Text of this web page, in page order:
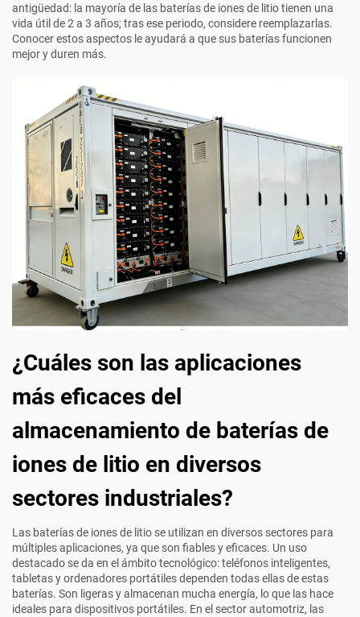
antigüedad: la mayoría de las baterías de iones de litio tienen una
vida útil de 2 a 3 años; tras ese periodo, considere reemplazarlas.
Conocer estos aspectos le ayudará a que sus baterías funcionen
mejor y duren más.
¿Cuáles son las aplicaciones
más eficaces del
almacenamiento de baterías de
iones de litio en diversos
sectores industriales?
Las baterías de iones de litio se utilizan en diversos sectores para
múltiples aplicaciones, ya que son fiables y eficaces. Un uso
destacado se da en el ámbito tecnológico: teléfonos inteligentes,
tabletas y ordenadores portátiles dependen todas ellas de estas
baterías. Son ligeras y almacenan mucha energía, lo que las hace
ideales para dispositivos portátiles. En el sector automotriz, las